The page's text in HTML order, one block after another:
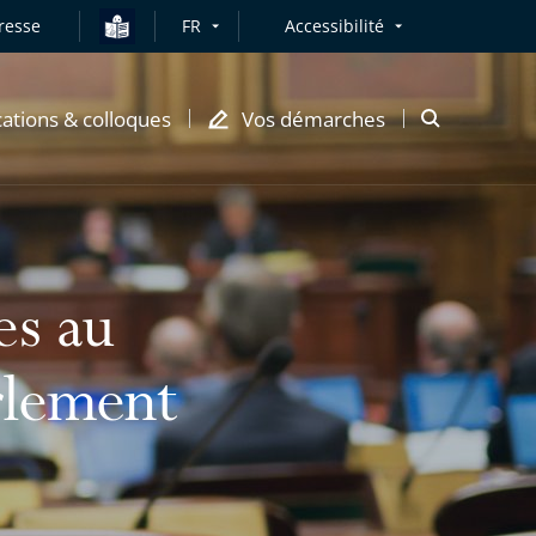
FR Accessibilité
& colloques Vos démarches
Ouvrir
la
modale
de
recherche
au